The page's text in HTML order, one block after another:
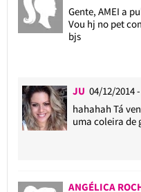
Gente, AMEI a
Vou hj no pet
bjs
JU 04/12/2014
hahahah Tá
uma coleira de
ANGÉLICA